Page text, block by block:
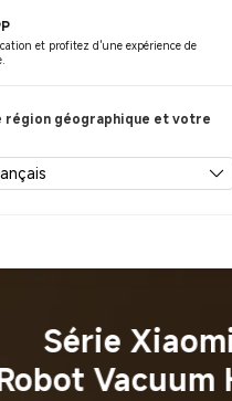
et profitez d'une expérience de
région géographique et votre
Xiaomi
Série
Vacuum